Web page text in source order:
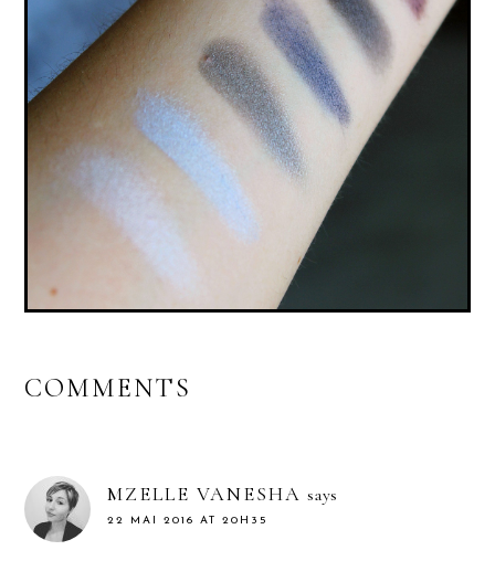
MON MAQUILLAGE VEGAN & CRUELTY-FREE
(AVRIL, TOO FACED, COULEUR CARAMEL)
COMMENTS
MZELLE VANESHA says
22 MAI 2016 AT 20H35